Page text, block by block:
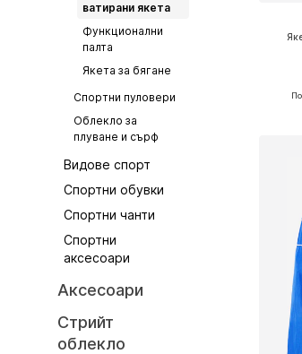
ватирани якета
Функционални
палта
Якета за бягане
Спортни пуловери
Облекло за
плуване и сърф
Видове спорт
Спортни обувки
Спортни чанти
Спортни
аксесоари
Аксесоари
Стрийт
облекло